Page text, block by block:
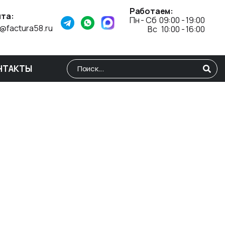
Работаем:
Пн - Сб 09:00 - 19:00
Вс 10:00 - 16:00
Type 2 or more characters for results.